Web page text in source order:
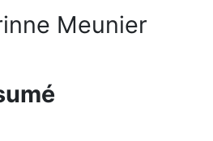
Meunier